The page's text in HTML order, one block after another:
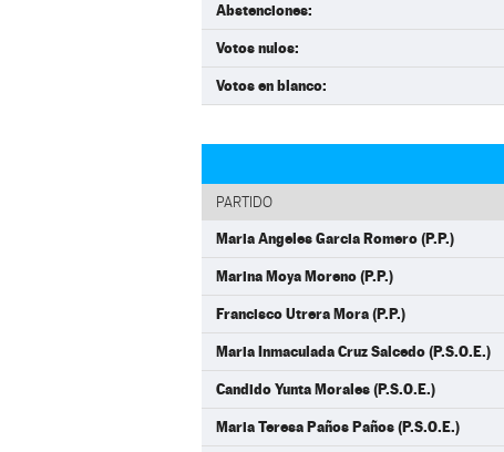
Abstenciones:
Votos nulos:
Votos en blanco:
PARTIDO
Maria Angeles Garcia Romero (P.P.)
Marina Moya Moreno (P.P.)
Francisco Utrera Mora (P.P.)
Maria Inmaculada Cruz Salcedo (P.S.O.E.)
Candido Yunta Morales (P.S.O.E.)
Maria Teresa Paños Paños (P.S.O.E.)